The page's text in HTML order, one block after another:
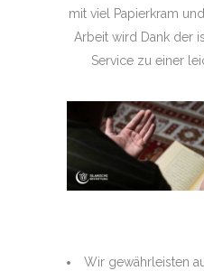
mit viel Papierkram
Arbeit wird Dank der
Service zu einer
Wir gewährleisten